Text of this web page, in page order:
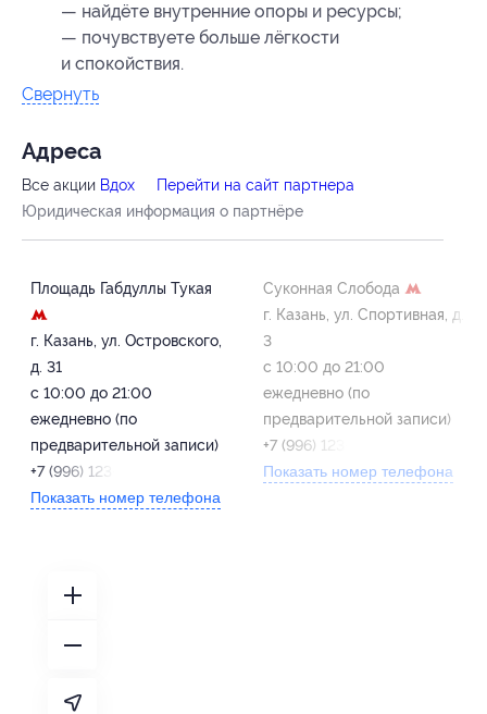
— найдёте внутренние опоры и ресурсы;
— почувствуете больше лёгкости
и спокойствия.
Свернуть
Адресa
Все акции Вдох
Перейти на сайт партнера
Юридическая информация о партнёре
Площадь Габдуллы Тукая
г. Казань, ул. Островского,
д. 31
с 10:00 до 21:00
ежедневно (по
предварительной записи)
+7 (996) 123-43-43
Показать номер телефона
Суконная Слобода
г. Казань, ул. Спортивная, д.
3
с 10:00 до 21:00
ежедневно (по
предварительной записи)
+7 (996) 123-43-43
Показать номер телефона